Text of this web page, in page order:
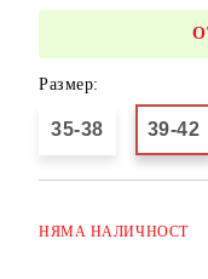
Размер:
35-38 39-42
НЯМА НАЛИЧНОСТ